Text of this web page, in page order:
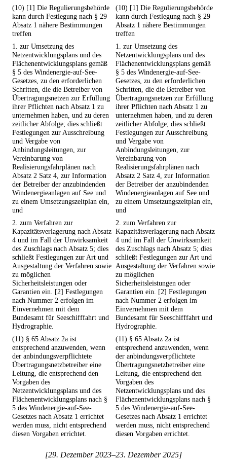
(10) [1] Die Regulierungsbehörde
kann durch Festlegung nach § 29
Absatz 1 nähere Bestimmungen
treffen
(10) [1] Die Regulierungsbehörde
kann durch Festlegung nach § 29
Absatz 1 nähere Bestimmungen
treffen
1. zur Umsetzung des
Netzentwicklungsplans und des
Flächenentwicklungsplans gemäß
§ 5 des Windenergie-auf-See-
Gesetzes, zu den erforderlichen
Schritten, die die Betreiber von
Übertragungsnetzen zur Erfüllung
ihrer Pflichten nach Absatz 1 zu
unternehmen haben, und zu deren
zeitlicher Abfolge; dies schließt
Festlegungen zur Ausschreibung
und Vergabe von
Anbindungsleitungen, zur
Vereinbarung von
Realisierungsfahrplänen nach
Absatz 2 Satz 4, zur Information
der Betreiber der anzubindenden
Windenergieanlagen auf See und
zu einem Umsetzungszeitplan ein,
und
1. zur Umsetzung des
Netzentwicklungsplans und des
Flächenentwicklungsplans gemäß
§ 5 des Windenergie-auf-See-
Gesetzes, zu den erforderlichen
Schritten, die die Betreiber von
Übertragungsnetzen zur Erfüllung
ihrer Pflichten nach Absatz 1 zu
unternehmen haben, und zu deren
zeitlicher Abfolge; dies schließt
Festlegungen zur Ausschreibung
und Vergabe von
Anbindungsleitungen, zur
Vereinbarung von
Realisierungsfahrplänen nach
Absatz 2 Satz 4, zur Information
der Betreiber der anzubindenden
Windenergieanlagen auf See und
zu einem Umsetzungszeitplan ein,
und
2. zum Verfahren zur
Kapazitätsverlagerung nach Absatz
4 und im Fall der Unwirksamkeit
des Zuschlags nach Absatz 5; dies
schließt Festlegungen zur Art und
Ausgestaltung der Verfahren sowie
zu möglichen
Sicherheitsleistungen oder
Garantien ein. [2] Festlegungen
nach Nummer 2 erfolgen im
Einvernehmen mit dem
Bundesamt für Seeschifffahrt und
Hydrographie.
2. zum Verfahren zur
Kapazitätsverlagerung nach Absatz
4 und im Fall der Unwirksamkeit
des Zuschlags nach Absatz 5; dies
schließt Festlegungen zur Art und
Ausgestaltung der Verfahren sowie
zu möglichen
Sicherheitsleistungen oder
Garantien ein. [2] Festlegungen
nach Nummer 2 erfolgen im
Einvernehmen mit dem
Bundesamt für Seeschifffahrt und
Hydrographie.
(11) § 65 Absatz 2a ist
entsprechend anzuwenden, wenn
der anbindungsverpflichtete
Übertragungsnetzbetreiber eine
Leitung, die entsprechend den
Vorgaben des
Netzentwicklungsplans und des
Flächenentwicklungsplans nach §
5 des Windenergie-auf-See-
Gesetzes nach Absatz 1 errichtet
werden muss, nicht entsprechend
diesen Vorgaben errichtet.
(11) § 65 Absatz 2a ist
entsprechend anzuwenden, wenn
der anbindungsverpflichtete
Übertragungsnetzbetreiber eine
Leitung, die entsprechend den
Vorgaben des
Netzentwicklungsplans und des
Flächenentwicklungsplans nach §
5 des Windenergie-auf-See-
Gesetzes nach Absatz 1 errichtet
werden muss, nicht entsprechend
diesen Vorgaben errichtet.
[29. Dezember 2023–23. Dezember 2025]